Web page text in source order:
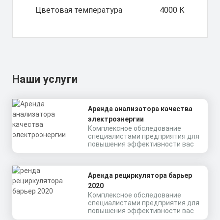
Цветовая температура 4000 К
Наши услуги
Аренда анализатора качества
электроэнергии
Комплексное обследование
специалистами предприятия для
повышения эффективности вас
Аренда рециркулятора барьер
2020
Комплексное обследование
специалистами предприятия для
повышения эффективности вас